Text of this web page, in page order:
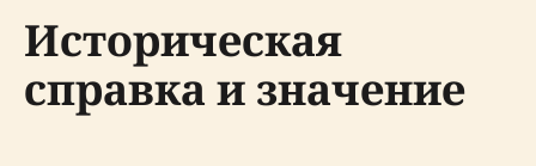
Историческая
справка и значение